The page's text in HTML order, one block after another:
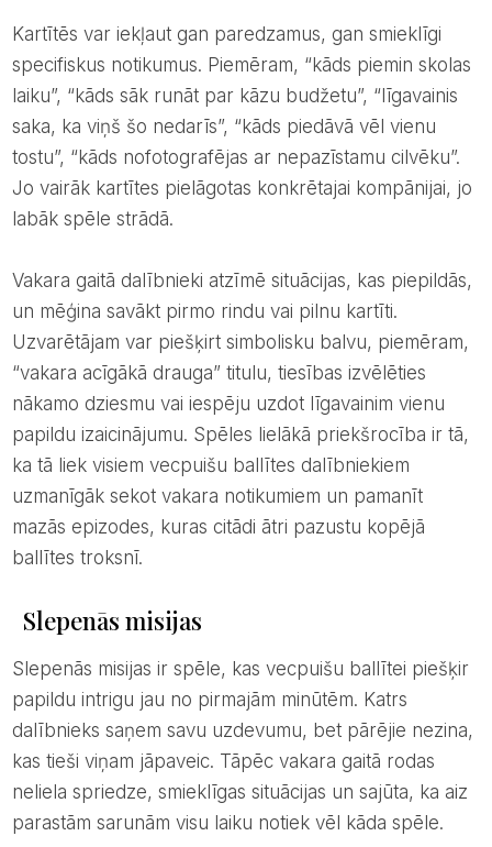
Kartītēs var iekļaut gan paredzamus, gan smieklīgi
specifiskus notikumus. Piemēram, “kāds piemin skolas
laiku”, “kāds sāk runāt par kāzu budžetu”, “līgavainis
saka, ka viņš šo nedarīs”, “kāds piedāvā vēl vienu
tostu”, “kāds nofotografējas ar nepazīstamu cilvēku”.
Jo vairāk kartītes pielāgotas konkrētajai kompānijai, jo
labāk spēle strādā.
Vakara gaitā dalībnieki atzīmē situācijas, kas piepildās,
un mēģina savākt pirmo rindu vai pilnu kartīti.
Uzvarētājam var piešķirt simbolisku balvu, piemēram,
“vakara acīgākā drauga” titulu, tiesības izvēlēties
nākamo dziesmu vai iespēju uzdot līgavainim vienu
papildu izaicinājumu. Spēles lielākā priekšrocība ir tā,
ka tā liek visiem vecpuišu ballītes dalībniekiem
uzmanīgāk sekot vakara notikumiem un pamanīt
mazās epizodes, kuras citādi ātri pazustu kopējā
ballītes troksnī.
Slepenās misijas
Slepenās misijas ir spēle, kas vecpuišu ballītei piešķir
papildu intrigu jau no pirmajām minūtēm. Katrs
dalībnieks saņem savu uzdevumu, bet pārējie nezina,
kas tieši viņam jāpaveic. Tāpēc vakara gaitā rodas
neliela spriedze, smieklīgas situācijas un sajūta, ka aiz
parastām sarunām visu laiku notiek vēl kāda spēle.